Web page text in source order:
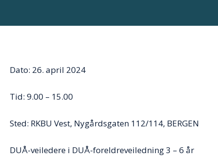
Dato: 26. april 2024
Tid: 9.00 – 15.00
Sted: RKBU Vest, Nygårdsgaten 112/114, BERGEN
DUÅ-veiledere i DUÅ-foreldreveiledning 3 – 6 år